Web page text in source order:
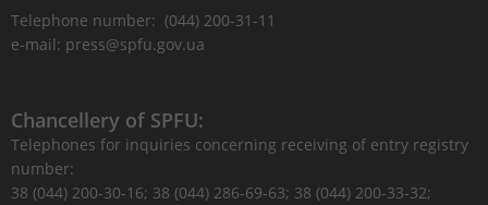
Telephone number: (044) 200-31-11
e-mail: press@spfu.gov.ua
Chancellery of SPFU:
Telephones for inquiries concerning receiving of entry registry
number:
38 (044) 200-30-16; 38 (044) 286-69-63; 38 (044) 200-33-32;